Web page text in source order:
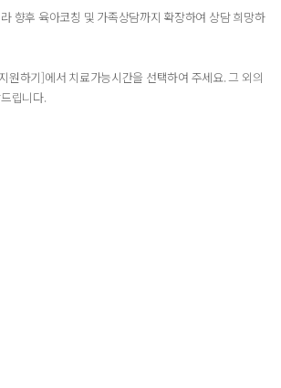
향후 육아코칭 및 가족상담까지 확장하여 상담 희망하
원하기]에서 치료가능시간을 선택하여 주세요. 그 외의
립니다.